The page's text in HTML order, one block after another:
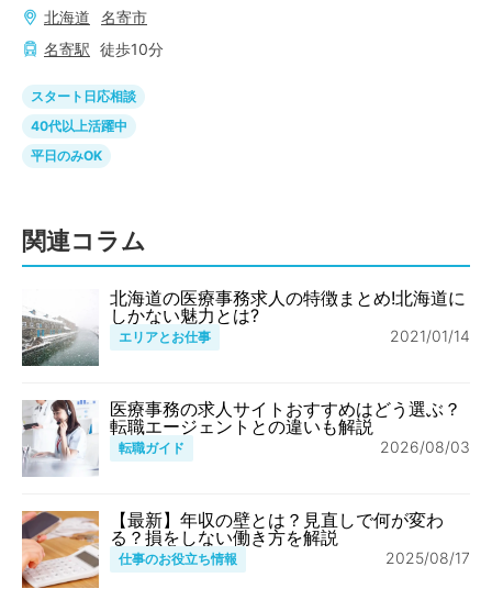
北海道
名寄市
名寄駅 徒歩10分
スタート日応相談
40代以上活躍中
平日のみOK
関連コラム
北海道の医療事務求人の特徴まとめ!北海道に
しかない魅力とは?
エリアとお仕事 2021/01/14
医療事務の求人サイトおすすめはどう選ぶ？
転職エージェントとの違いも解説
転職ガイド 2026/08/03
【最新】年収の壁とは？見直しで何が変わ
る？損をしない働き方を解説
仕事のお役立ち情報 2025/08/17